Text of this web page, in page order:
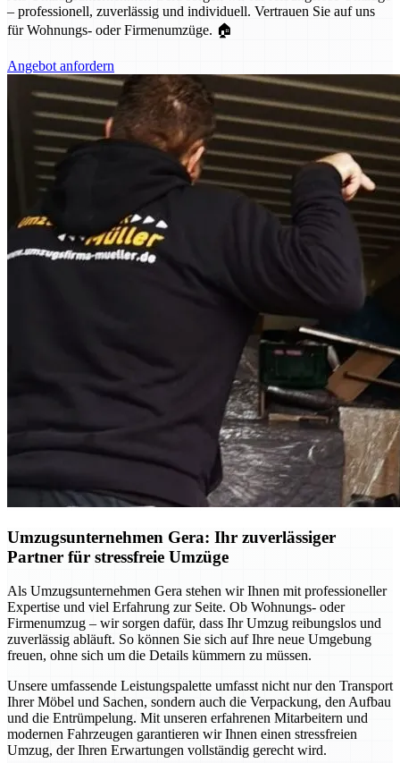
– professionell, zuverlässig und individuell. Vertrauen Sie auf uns
für Wohnungs- oder Firmenumzüge. 🏠
Angebot anfordern
Umzugsunternehmen Gera: Ihr zuverlässiger
Partner für stressfreie Umzüge
Als Umzugsunternehmen Gera stehen wir Ihnen mit professioneller
Expertise und viel Erfahrung zur Seite. Ob Wohnungs- oder
Firmenumzug – wir sorgen dafür, dass Ihr Umzug reibungslos und
zuverlässig abläuft. So können Sie sich auf Ihre neue Umgebung
freuen, ohne sich um die Details kümmern zu müssen.
Unsere umfassende Leistungspalette umfasst nicht nur den Transport
Ihrer Möbel und Sachen, sondern auch die Verpackung, den Aufbau
und die Entrümpelung. Mit unseren erfahrenen Mitarbeitern und
modernen Fahrzeugen garantieren wir Ihnen einen stressfreien
Umzug, der Ihren Erwartungen vollständig gerecht wird.